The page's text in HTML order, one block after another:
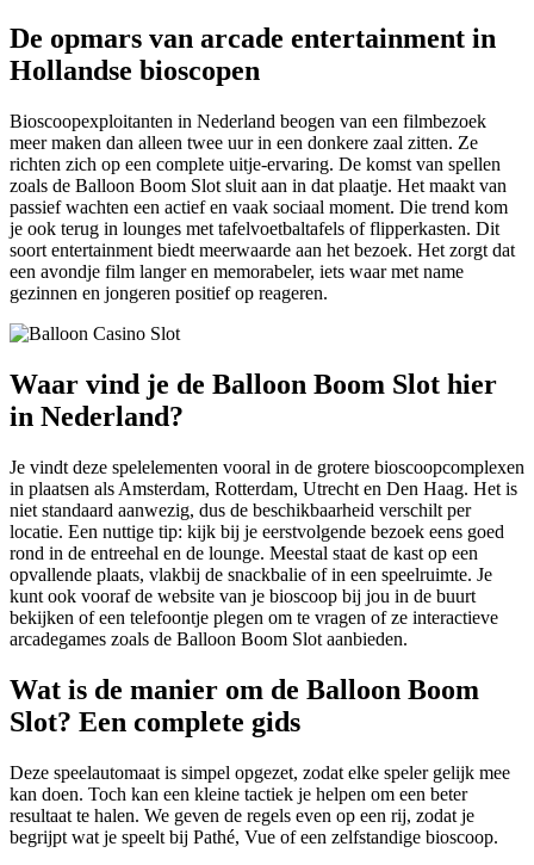
De opmars van arcade entertainment in
Hollandse bioscopen
Bioscoopexploitanten in Nederland beogen van een filmbezoek
meer maken dan alleen twee uur in een donkere zaal zitten. Ze
richten zich op een complete uitje-ervaring. De komst van spellen
zoals de Balloon Boom Slot sluit aan in dat plaatje. Het maakt van
passief wachten een actief en vaak sociaal moment. Die trend kom
je ook terug in lounges met tafelvoetbaltafels of flipperkasten. Dit
soort entertainment biedt meerwaarde aan het bezoek. Het zorgt dat
een avondje film langer en memorabeler, iets waar met name
gezinnen en jongeren positief op reageren.
Waar vind je de Balloon Boom Slot hier
in Nederland?
Je vindt deze spelelementen vooral in de grotere bioscoopcomplexen
in plaatsen als Amsterdam, Rotterdam, Utrecht en Den Haag. Het is
niet standaard aanwezig, dus de beschikbaarheid verschilt per
locatie. Een nuttige tip: kijk bij je eerstvolgende bezoek eens goed
rond in de entreehal en de lounge. Meestal staat de kast op een
opvallende plaats, vlakbij de snackbalie of in een speelruimte. Je
kunt ook vooraf de website van je bioscoop bij jou in de buurt
bekijken of een telefoontje plegen om te vragen of ze interactieve
arcadegames zoals de Balloon Boom Slot aanbieden.
Wat is de manier om de Balloon Boom
Slot? Een complete gids
Deze speelautomaat is simpel opgezet, zodat elke speler gelijk mee
kan doen. Toch kan een kleine tactiek je helpen om een beter
resultaat te halen. We geven de regels even op een rij, zodat je
begrijpt wat je speelt bij Pathé, Vue of een zelfstandige bioscoop.